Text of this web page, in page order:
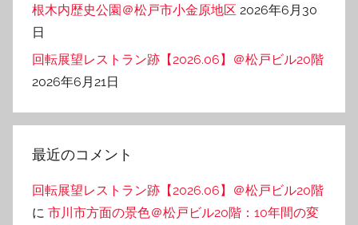
根木内歴史公園＠松戸市小金原地区 2026年6月30
日
回転展望レストラン跡【2026.06】＠松戸ビル20階
2026年6月21日
最近のコメント
回転展望レストラン跡【2026.06】＠松戸ビル20階
に 市川市方面の景色＠松戸ビル20階：10年間の変